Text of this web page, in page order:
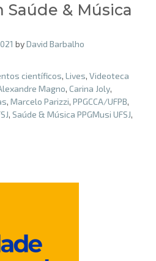
Saúde & Música
byDavid Barbalho
científicos, Lives, Videoteca
Magno, Carina Joly,
, Marcelo Parizzi, PPGCCA/UFPB,
, Saúde & Música PPGMusi UFSJ,